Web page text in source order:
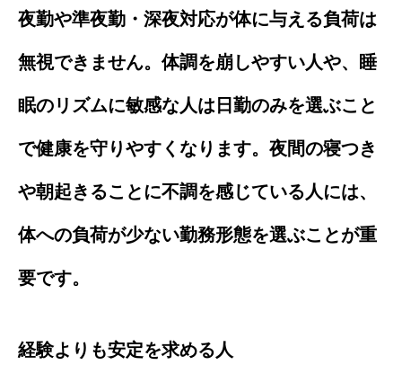
夜勤や準夜勤・深夜対応が体に与える負荷は
無視できません。体調を崩しやすい人や、睡
眠のリズムに敏感な人は日勤のみを選ぶこと
で健康を守りやすくなります。夜間の寝つき
や朝起きることに不調を感じている人には、
体への負荷が少ない勤務形態を選ぶことが重
要です。
経験よりも安定を求める人